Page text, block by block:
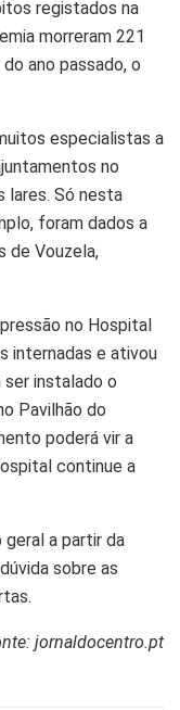
registados na
morreram 221
ano passado, o
especialistas a
no
lares. Só nesta
foram dados a
de Vouzela,
no Hospital
internadas e ativou
ser instalado o
Pavilhão do
poderá vir a
continue a
a partir da
sobre as
jornaldocentro.pt